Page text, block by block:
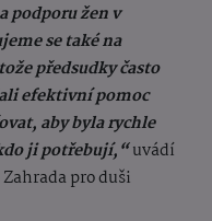
podporu žen v
se také na
předsudky často
efektivní pomoc
aby byla rychle
ji potřebují,“uvádí
pro duši